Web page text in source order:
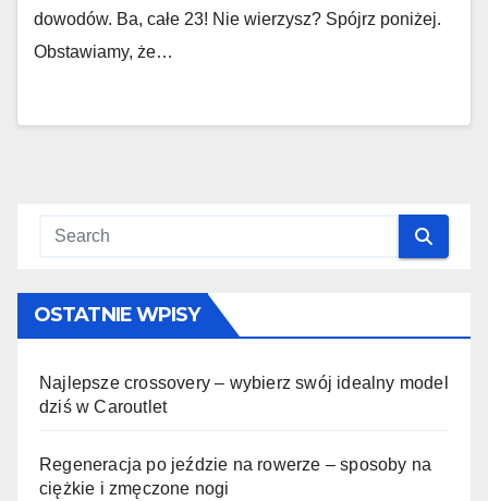
dowodów. Ba, całe 23! Nie wierzysz? Spójrz poniżej.
Obstawiamy, że…
OSTATNIE WPISY
Najlepsze crossovery – wybierz swój idealny model
dziś w Caroutlet
Regeneracja po jeździe na rowerze – sposoby na
ciężkie i zmęczone nogi